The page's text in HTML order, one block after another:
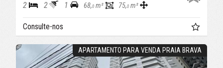
2 2 1 68,0 m² 75,0 m²
Consulte-nos
APARTAMENTO PARA VENDA PRAIA BRAVA